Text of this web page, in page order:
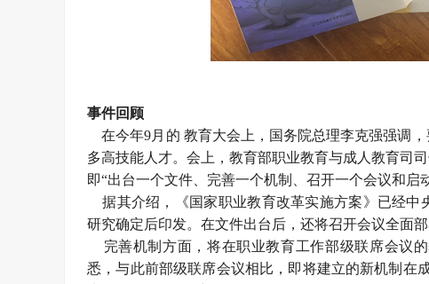
事件回顾
在今年9月的 教育大会上，国务院总理李克强强调
多高技能人才。会上，教育部职业教育与成人教育司
即“出台一个文件、完善一个机制、召开一个会议和启
据其介绍，《国家职业教育改革实施方案》已经中
研究确定后印发。在文件出台后，还将召开会议全面部
完善机制方面，将在职业教育工作部级联席会议
悉，与此前部级联席会议相比，即将建立的新机制在